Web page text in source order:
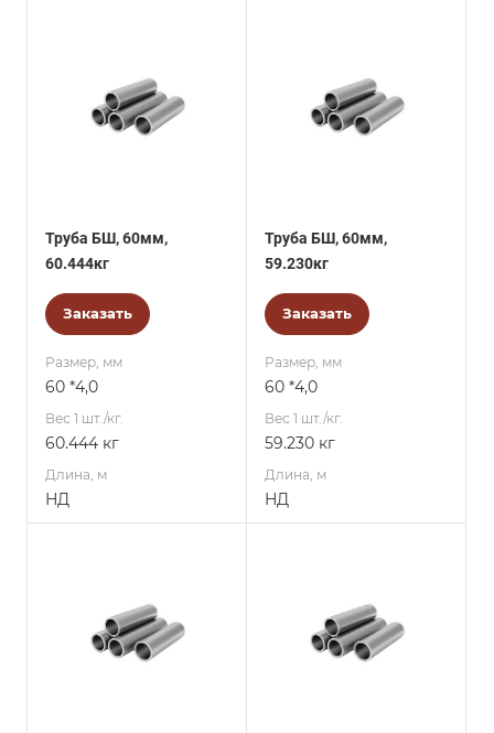
Труба БШ, 60мм,
60.444кг
Заказать
Размер, мм
60 *4,0
Вес 1 шт./кг.
60.444 кг
Длина, м
НД
Труба БШ, 60мм,
59.230кг
Заказать
Размер, мм
60 *4,0
Вес 1 шт./кг.
59.230 кг
Длина, м
НД